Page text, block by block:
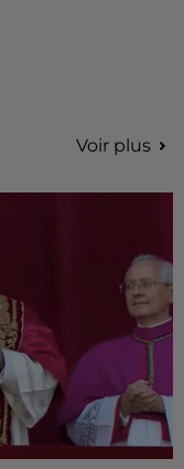
Voir plus